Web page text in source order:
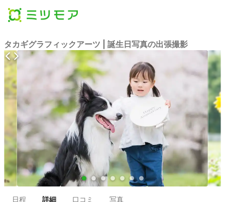
タカギグラフィックアーツ | 誕生日写真の出張撮影
● ● ● ● ● ● ●
日程 詳細 口コミ 写真